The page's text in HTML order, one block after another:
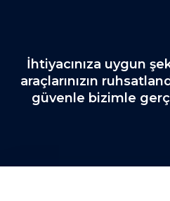
İhtiyacınıza uygun
araçlarınızın
güvenle bizimle